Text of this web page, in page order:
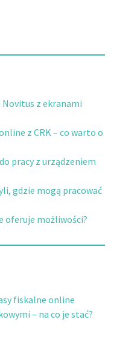
z ekranami
z CRK – co warto o
pracy z urządzeniem
gdzie mogą pracować
oferuje możliwości?
fiskalne online
– na co je stać?